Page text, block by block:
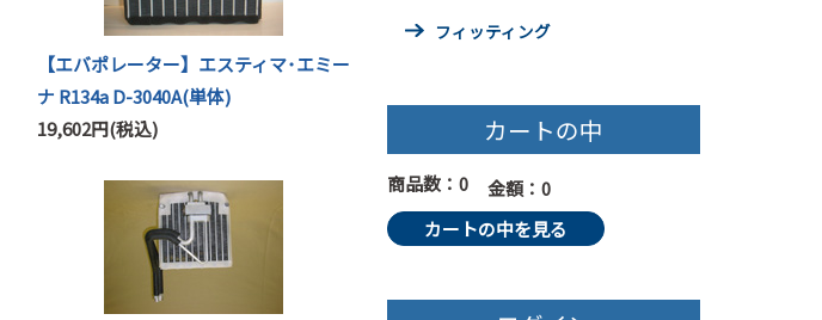
【エバポレーター】エスティマ･エミー
ナ R134a D-3040A(単体)
19,602円(税込)
フィッティング
カートの中
商品数：0
金額：0
カートの中を見る